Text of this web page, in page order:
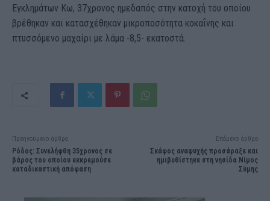
Εγκλημάτων Κω, 37χρονος ημεδαπός στην κατοχή του οποίου
βρέθηκαν και κατασχέθηκαν μικροποσότητα κοκαΐνης και
πτυσσόμενο μαχαίρι με λάμα -8,5- εκατοστά.
Προηγούμενο άρθρο
Ρόδος: Συνελήφθη 35χρονος σε
βάρος του οποίου εκκρεμούσε
καταδικαστική απόφαση
Επόμενο άρθρο
Σκάφος αναψυχής προσάραξε και
ημιβυθίστηκε στη νησίδα Νίμος
Σύμης